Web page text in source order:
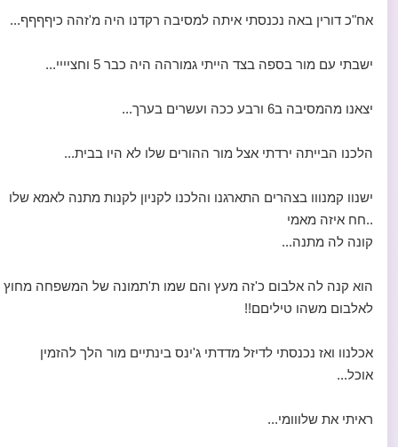
אח"כ דורין באה נכנסתי איתה למסיבה רקדנו היה מ'זהה כיףףףף...
ישבתי עם מור בספה בצד הייתי גמורהה היה כבר 5 וחציייי...
יצאנו מהמסיבה ב6 ורבע ככה ועשרים בערך...
הלכנו הבייתה ירדתי אצל מור ההורים שלו לא היו בבית...
ישנוו קמנווו בצהרים התארגנו והלכנו לקניון לקנות מתנה לאמא שלו
..חח איזה מאמי
קונה לה מתנה...
הוא קנה לה אלבום כ'זה מעץ והם שמו ת'תמונה של המשפחה מחוץ
לאלבום משהו טיליםם!!
אכלנוו ואז נכנסתי לדיזל מדדתי ג'ינס בינתיים מור הלך להזמין
אוכל...
ראיתי את שלווומי...